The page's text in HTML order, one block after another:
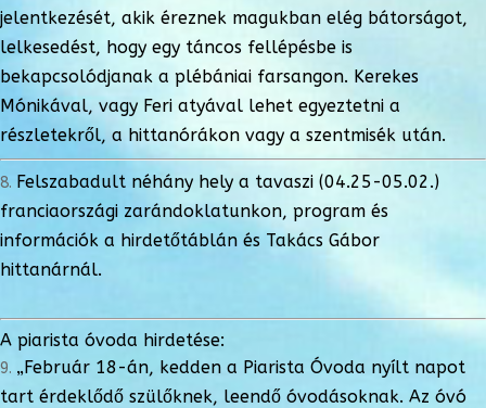
jelentkezését, akik éreznek magukban elég bátorságot,
lelkesedést, hogy egy táncos fellépésbe is
bekapcsolódjanak a plébániai farsangon. Kerekes
Mónikával, vagy Feri atyával lehet egyeztetni a
részletekről, a hittanórákon vagy a szentmisék után.
Felszabadult néhány hely a tavaszi (04.25-05.02.)
franciaországi zarándoklatunkon, program és
információk a hirdetőtáblán és Takács Gábor
hittanárnál.
A piarista óvoda hirdetése:
„Február 18-án, kedden a Piarista Óvoda nyílt napot
tart érdeklődő szülőknek, leendő óvodásoknak. Az óvó